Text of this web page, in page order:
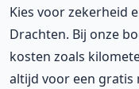
Kies voor zekerheid
Drachten. Bij onze
kosten zoals
altijd voor een gratis